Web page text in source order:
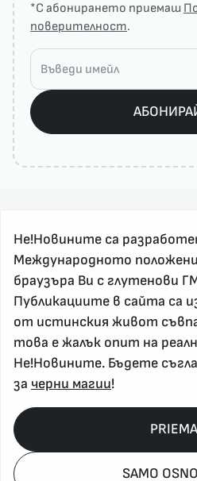
*С абонирането приемаш
поверителност.
За реклама и връзка с нас,
nenovinite@gmail.com
Контакт
За нас
Напиши Не!Новина
Не!Новините са
Международното
браузъра Ви с глутенови
Публикациите в сайта са
от истинския живот
това е жалък опит на
Не!Новините. Бъдете
за черни магии!
SAMO